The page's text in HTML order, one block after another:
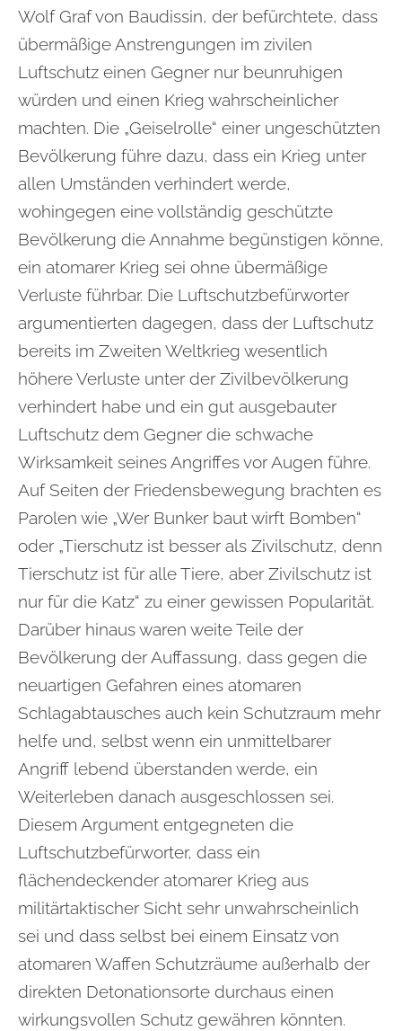
Wolf Graf von Baudissin, der befürchtete, dass
übermäßige Anstrengungen im zivilen
Luftschutz einen Gegner nur beunruhigen
würden und einen Krieg wahrscheinlicher
machten. Die „Geiselrolle“ einer ungeschützten
Bevölkerung führe dazu, dass ein Krieg unter
allen Umständen verhindert werde,
wohingegen eine vollständig geschützte
Bevölkerung die Annahme begünstigen könne,
ein atomarer Krieg sei ohne übermäßige
Verluste führbar. Die Luftschutzbefürworter
argumentierten dagegen, dass der Luftschutz
bereits im Zweiten Weltkrieg wesentlich
höhere Verluste unter der Zivilbevölkerung
verhindert habe und ein gut ausgebauter
Luftschutz dem Gegner die schwache
Wirksamkeit seines Angriffes vor Augen führe.
Auf Seiten der Friedensbewegung brachten es
Parolen wie „Wer Bunker baut wirft Bomben“
oder „Tierschutz ist besser als Zivilschutz, denn
Tierschutz ist für alle Tiere, aber Zivilschutz ist
nur für die Katz“ zu einer gewissen Popularität.
Darüber hinaus waren weite Teile der
Bevölkerung der Auffassung, dass gegen die
neuartigen Gefahren eines atomaren
Schlagabtausches auch kein Schutzraum mehr
helfe und, selbst wenn ein unmittelbarer
Angriff lebend überstanden werde, ein
Weiterleben danach ausgeschlossen sei.
Diesem Argument entgegneten die
Luftschutzbefürworter, dass ein
flächendeckender atomarer Krieg aus
militärtaktischer Sicht sehr unwahrscheinlich
sei und dass selbst bei einem Einsatz von
atomaren Waffen Schutzräume außerhalb der
direkten Detonationsorte durchaus einen
wirkungsvollen Schutz gewähren könnten.